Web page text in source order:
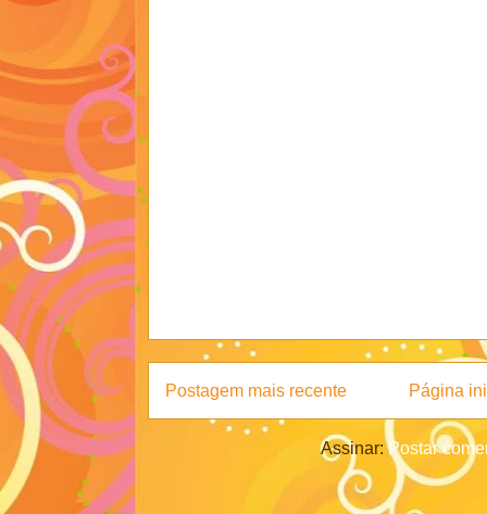
Postagem mais recente Página
Assinar:Postar